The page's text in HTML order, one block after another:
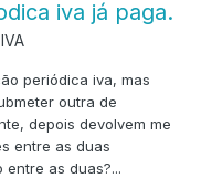
iva já paga.
IVA
periódica iva, mas
outra de
depois devolvem me
entre as duas
as duas?...